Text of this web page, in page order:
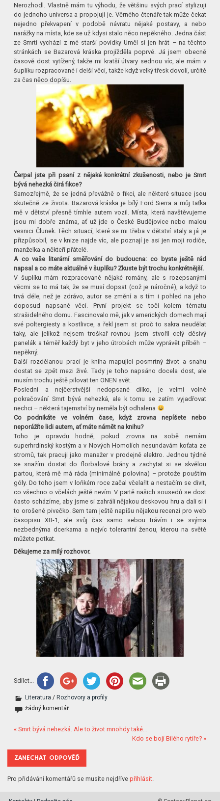
Nerozhodl. Vlastně mám tu výhodu, že většinu svých prací stylizuji
do jednoho universa a propojuji je. Věrného čtenáře tak může čekat
nejedno překvapení v podobě návratu nějaké postavy, a nebo
narážky na místa, kde se už kdysi stalo něco nepěkného. Jedna část
ze Smrti vychází z mé starší povídky Uměl si jen hrát – na těchto
stránkách se Bazarová kráska projížděla poprvé. Já jsem obecně
časově dost vytížený, takže mi kratší útvary sednou víc, ale mám v
šuplíku rozpracované i delší věci, takže když velký třesk dovolí, určitě
za čas něco dopíšu.
Čerpal jste při psaní z nějaké konkrétní zkušenosti, nebo je Smrt
bývá nehezká čirá fikce?
Samozřejmě, že se jedná převážně o fikci, ale některé situace jsou
skutečně ze života. Bazarová kráska je bílý Ford Sierra a můj taťka
mě v dětství přesně tímhle autem vozil. Místa, která navštěvujeme
jsou mi dobře známa, ať už jde o České Budějovice nebo malou
vesnici Člunek. Těch situací, které se mi třeba v dětství staly a já je
přizpůsobil, se v knize najde víc, ale poznají je asi jen moji rodiče,
manželka a někteří přátelé.
A co vaše literární směřování do budoucna: co byste ještě rád
napsal a co máte aktuálně v šuplíku? Zkuste být trochu konkrétnější.
V šuplíku mám rozpracované nějaké romány, ale s rozepsanými
věcmi se to má tak, že se musí dopsat (což je náročné), a když to
trvá déle, než je zdrávo, autor se změní a s tím i pohled na jeho
doposud napsané věci. První projekt se točí kolem tématu
strašidelného domu. Fascinovalo mě, jak v amerických domech mají
své poltergiesty a kostlivce, a řekl jsem si: proč to sakra neudělat
taky, ale jelikož nejsem troškař rovnou jsem stvořil celý děsivý
panelák a téměř každý byt v jeho útrobách může vyprávět příběh –
nepěkný.
Další rozdělanou prací je kniha mapující posmrtný život a snahu
dostat se zpět mezi živé. Tady je toho napsáno docela dost, ale
musím trochu ještě pilovat ten ONEN svět.
Poslední a nejčerstvější nedopsané dílko, je velmi volné
pokračování Smrt bývá nehezká, ale k tomu se zatím vyjadřovat
nechci – některá tajemství by neměla být odhalena
Co podnikáte ve volném čase, když zrovna nepíšete nebo
neporážíte lidi autem, ať máte námět na knihu?
Toho je opravdu hodně, pokud zrovna na sobě nemám
superhrdinský kostým a v Nových Homolích nesundavám koťata ze
stromů, tak pracuji jako manažer v prodejně elektro. Jednou týdně
se snažím dostat do florbalové brány a zachytat si se skvělou
partou, která mě má ráda (minimálně polovina) – protože pouštím
góly. Do toho jsem v loňkém roce začal včelařit a nestačím se divit,
co všechno o včelách ještě nevím. V partě našich sousedů se dost
často scházíme, aby jsme si zahráli nějakou deskovou hru a dali si i
to orošené pivečko. Sem tam ještě napíšu nějakou recenzi pro web
časopisu XB-1, ale svůj čas samo sebou trávím i se svýma
nezbednýma dcerkama a nejvíc tolerantní ženou, kterou na světě
můžete potkat.
Děkujeme za milý rozhovor.
Sdílet...
Literatura /Rozhovory a profily
žádný komentář
« Smrt bývá nehezká. Ale to život mnohdy také…
Kdo se bojí Bílého rytíře? »
ZANECHAT ODPOVĚĎ
Pro přidávání komentářů se musíte nejdřívepřihlásit